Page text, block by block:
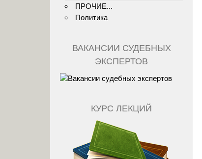
ПРОЧИЕ...
Политика
ВАКАНСИИ СУДЕБНЫХ
ЭКСПЕРТОВ
КУРС ЛЕКЦИЙ